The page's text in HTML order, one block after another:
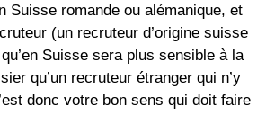
Suisse romande ou alémanique, et
(un recruteur d’origine suisse
Suisse sera plus sensible à la
qu’un recruteur étranger qui n’y
donc votre bon sens qui doit faire